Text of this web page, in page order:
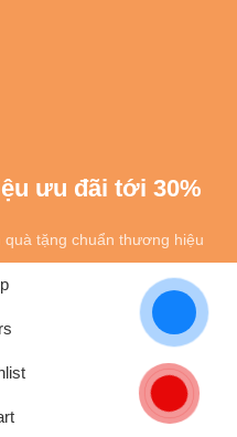
ưu đãi tới 30%
tặng chuẩn thương hiệu